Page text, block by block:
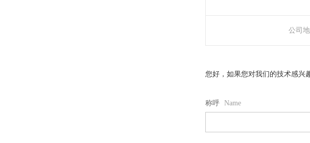
公司
您好，如果您对我们的技术感兴
称呼 Name